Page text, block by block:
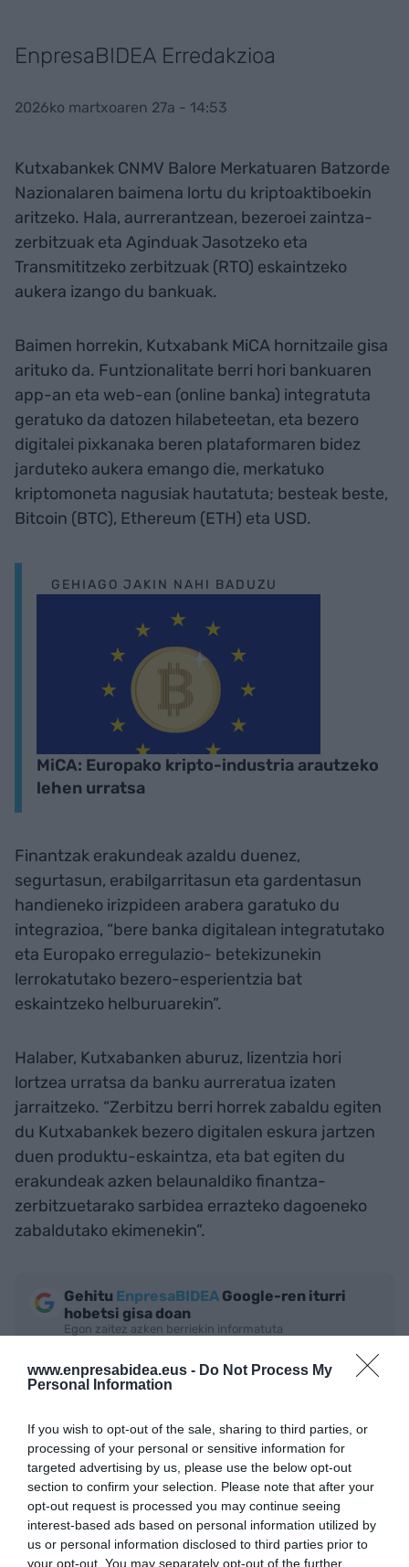
www.enpresabidea.eus - Do Not Process My
Personal Information
If you wish to opt-out of the sale, sharing to third parties, or
processing of your personal or sensitive information for
targeted advertising by us, please use the below opt-out
section to confirm your selection. Please note that after your
opt-out request is processed you may continue seeing
interest-based ads based on personal information utilized by
us or personal information disclosed to third parties prior to
your opt-out. You may separately opt-out of the further
EnpresaBIDEA Erredakzioa
2026ko martxoaren 27a - 14:53
Kutxabankek CNMV Balore Merkatuaren Batzorde
Nazionalaren baimena lortu du kriptoaktiboekin
aritzeko. Hala, aurrerantzean, bezeroei zaintza-
zerbitzuak eta Aginduak Jasotzeko eta
Transmititzeko zerbitzuak (RTO) eskaintzeko
aukera izango du bankuak.
Baimen horrekin, Kutxabank MiCA hornitzaile gisa
arituko da. Funtzionalitate berri hori bankuaren
app-an eta web-ean (online banka) integratuta
geratuko da datozen hilabeteetan, eta bezero
digitalei pixkanaka beren plataformaren bidez
jarduteko aukera emango die, merkatuko
kriptomoneta nagusiak hautatuta; besteak beste,
Bitcoin (BTC), Ethereum (ETH) eta USD.
GEHIAGO JAKIN NAHI BADUZU
MiCA: Europako kripto-industria arautzeko
lehen urratsa
Finantzak erakundeak azaldu duenez,
segurtasun, erabilgarritasun eta gardentasun
handieneko irizpideen arabera garatuko du
integrazioa, “bere banka digitalean integratutako
eta Europako erregulazio- betekizunekin
lerrokatutako bezero-esperientzia bat
eskaintzeko helburuarekin”.
Halaber, Kutxabanken aburuz, lizentzia hori
lortzea urratsa da banku aurreratua izaten
jarraitzeko. “Zerbitzu berri horrek zabaldu egiten
du Kutxabankek bezero digitalen eskura jartzen
duen produktu-eskaintza, eta bat egiten du
erakundeak azken belaunaldiko finantza-
zerbitzuetarako sarbidea errazteko dagoeneko
zabaldutako ekimenekin”.
Gehitu EnpresaBIDEA Google-ren iturri
hobetsi gisa doan
Egon zaitez azken berriekin informatuta